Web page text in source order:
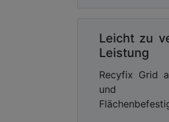
Leicht zu
Leistung
Recyfix Grid
und